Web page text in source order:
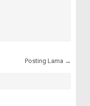
Posting Lama →